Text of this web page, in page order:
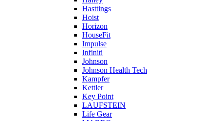
Hasttings
Hoist
Horizon
HouseFit
Impulse
Infiniti
Johnson
Johnson Health Tech
Kampfer
Kettler
Key Point
LAUFSTEIN
Life Gear